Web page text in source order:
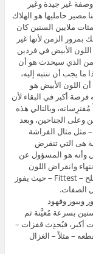
غير جيدة وغير
مصير حامليها هو الهلاك
ملايين السنين كان
الزمن لأنها غير
الأبيض في فردين
الذي سيحدث هو أن
يجب أن ننتبه إليه،
اللون الأبيض هو
فرصة أكبر في البقاء لأن
وبالتالي هذه
وعلى الجناحين، وبعد
مثل مثال الفراشة
هى التي تنقرض
وأنه هو المسؤول عن
وانقراض اللون
البُني وذلك لأنه غير مُتكيف، وهذا ما يُعرَف بالبقاء للأصلح – Fittest – حيث يفوز
الصفات.
وببور وفهود
بسرعة مُعيَّنة ثم
أكبر، فيُحدِث قفزات –
– مثلاً – الغزال